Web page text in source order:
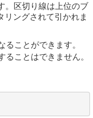
。区切り線は上位のブ
リングされて引かれま
ことができます。
ことはできません。